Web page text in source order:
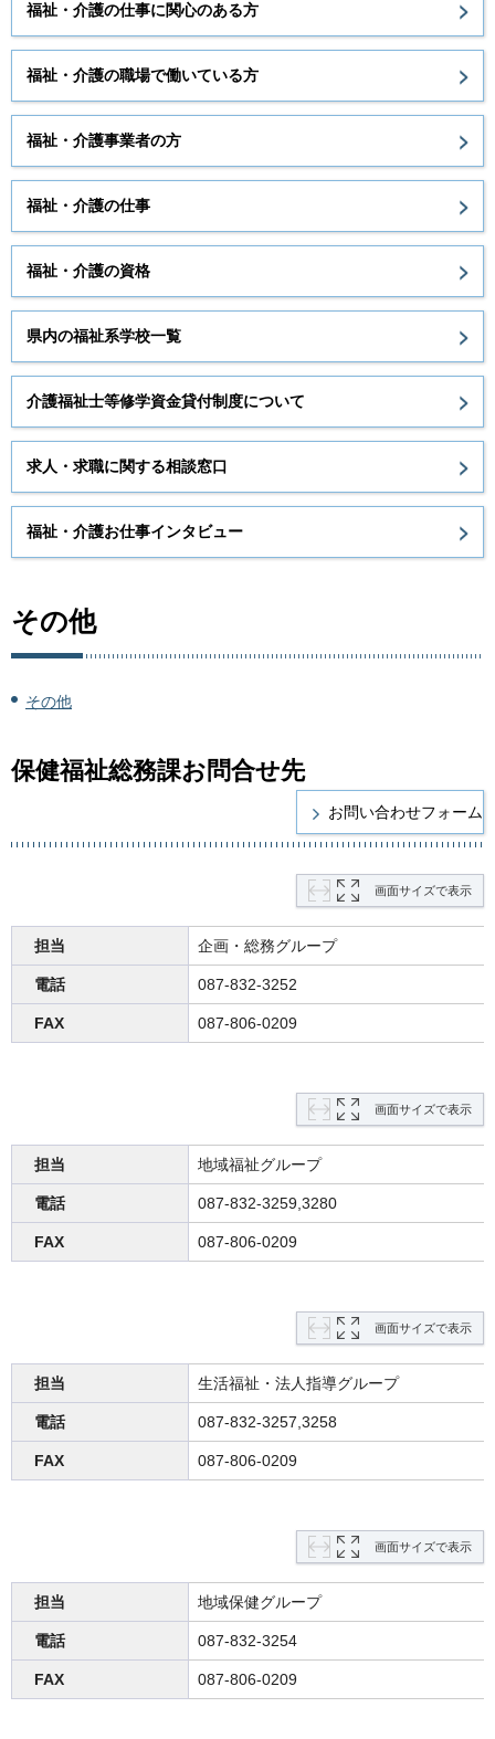
福祉・介護の仕事に関心のある方
福祉・介護の職場で働いている方
福祉・介護事業者の方
福祉・介護の仕事
福祉・介護の資格
県内の福祉系学校一覧
介護福祉士等修学資金貸付制度について
求人・求職に関する相談窓口
福祉・介護お仕事インタビュー
その他
その他
保健福祉総務課お問合せ先
画面サイズで表示
担当 企画・総務グループ
電話 087-832-3252
FAX 087-806-0209
画面サイズで表示
担当 地域福祉グループ
電話 087-832-3259,3280
FAX 087-806-0209
画面サイズで表示
担当 生活福祉・法人指導グループ
電話 087-832-3257,3258
FAX 087-806-0209
画面サイズで表示
担当 地域保健グループ
電話 087-832-3254
FAX 087-806-0209